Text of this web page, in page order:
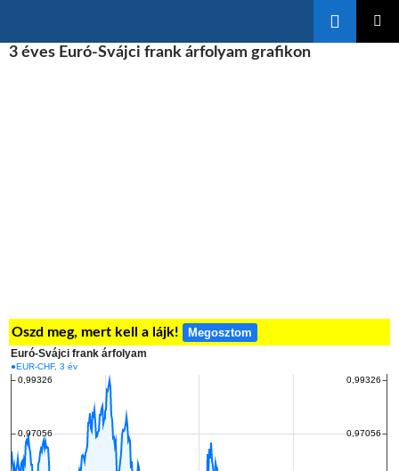
A
3 éves Euró-Svájci frank árfolyam grafikon
Oszd meg, mert kell a lájk! Megosztom